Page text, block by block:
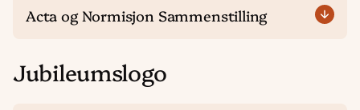
Acta og Normisjon Sammenstilling
Jubileumslogo